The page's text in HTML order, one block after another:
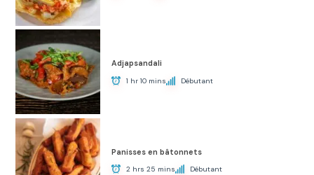
Adjapsandali
1 hr 10 mins Débutant
Panisses en bâtonnets
2 hrs 25 mins Débutant